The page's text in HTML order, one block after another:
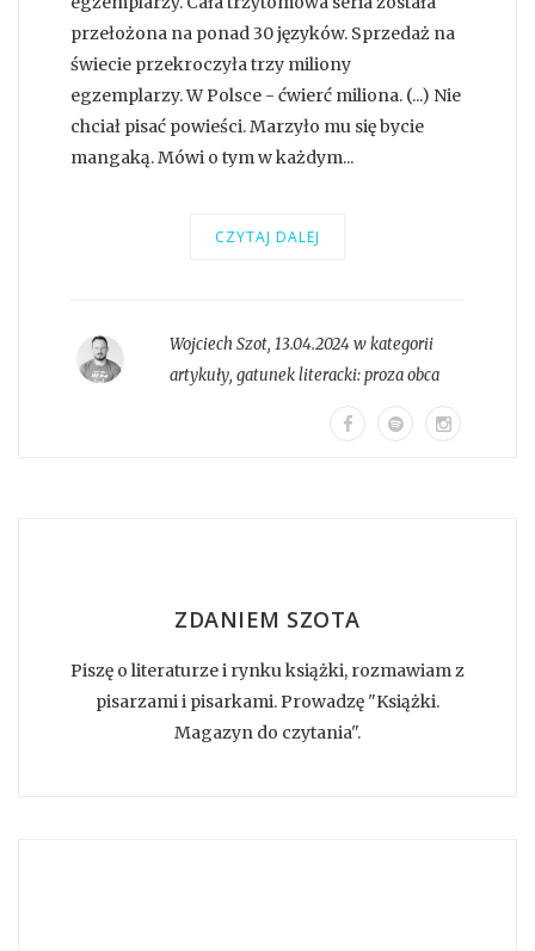
przełożona na ponad 30 języków. Sprzedaż na
świecie przekroczyła trzy miliony
egzemplarzy. W Polsce - ćwierć miliona. (...) Nie
chciał pisać powieści. Marzyło mu się bycie
mangaką. Mówi o tym w każdym...
CZYTAJ DALEJ
Wojciech Szot, 13.04.2024 w kategorii
artykuły, gatunek literacki:proza obca
ZDANIEM SZOTA
Piszę o literaturze i rynku książki, rozmawiam z
pisarzami i pisarkami. Prowadzę "Książki.
Magazyn do czytania".